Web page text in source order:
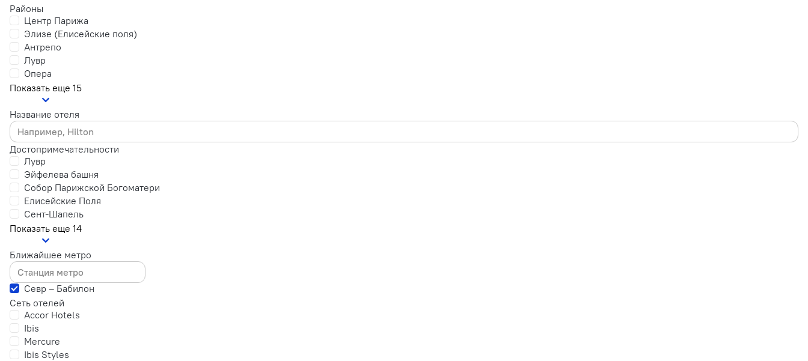
Районы
Центр Парижа
Элизе (Елисейские поля)
Антрепо
Лувр
Опера
Показать еще 15
Название отеля
Достопримечательности
Лувр
Эйфелева башня‎
Собор Парижской Богоматери
Елисейские Поля
Сент-Шапель
Показать еще 14
Ближайшее метро
Севр – Бабилон
Сеть отелей
Accor Hotels
Ibis
Mercure
Ibis Styles